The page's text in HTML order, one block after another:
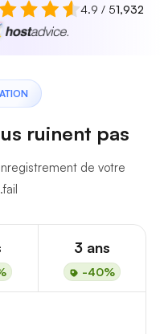
4.9 / 51,932
ruinent pas
de votre
3 ans
-40%